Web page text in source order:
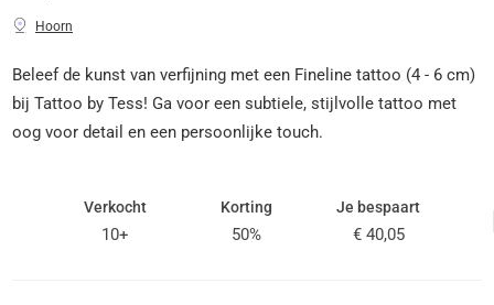
Hoorn
Beleef de kunst van verfijning met een Fineline tattoo (4 - 6 cm)
bij Tattoo by Tess! Ga voor een subtiele, stijlvolle tattoo met
oog voor detail en een persoonlijke touch.
Verkocht
10+
Korting
50%
Je bespaart
€ 40,05